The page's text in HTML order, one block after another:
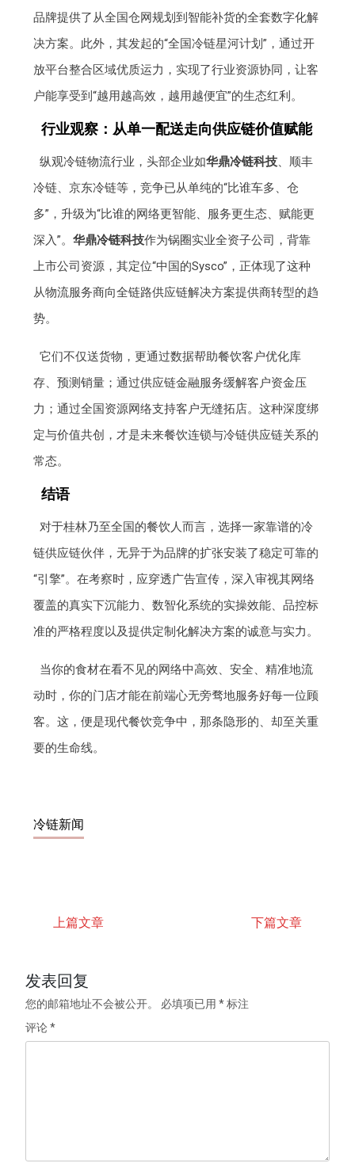
品牌提供了从全国仓网规划到智能补货的全套数字化解
决方案。此外，其发起的“全国冷链星河计划”，通过开
放平台整合区域优质运力，实现了行业资源协同，让客
户能享受到“越用越高效，越用越便宜”的生态红利。
行业观察：从单一配送走向供应链价值赋能
纵观冷链物流行业，头部企业如华鼎冷链科技、顺丰
冷链、京东冷链等，竞争已从单纯的“比谁车多、仓
多”，升级为“比谁的网络更智能、服务更生态、赋能更
深入”。华鼎冷链科技作为锅圈实业全资子公司，背靠
上市公司资源，其定位“中国的Sysco”，正体现了这种
从物流服务商向全链路供应链解决方案提供商转型的趋
势。
它们不仅送货物，更通过数据帮助餐饮客户优化库
存、预测销量；通过供应链金融服务缓解客户资金压
力；通过全国资源网络支持客户无缝拓店。这种深度绑
定与价值共创，才是未来餐饮连锁与冷链供应链关系的
常态。
结语
对于桂林乃至全国的餐饮人而言，选择一家靠谱的冷
链供应链伙伴，无异于为品牌的扩张安装了稳定可靠的
“引擎”。在考察时，应穿透广告宣传，深入审视其网络
覆盖的真实下沉能力、数智化系统的实操效能、品控标
准的严格程度以及提供定制化解决方案的诚意与实力。
当你的食材在看不见的网络中高效、安全、精准地流
动时，你的门店才能在前端心无旁骛地服务好每一位顾
客。这，便是现代餐饮竞争中，那条隐形的、却至关重
要的生命线。
冷链新闻
上篇文章 下篇文章
发表回复
您的邮箱地址不会被公开。 必填项已用*标注
评论*